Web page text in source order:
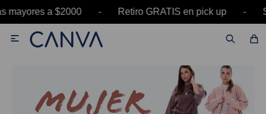
mayores a $2000 - Retiro GRATIS en pick up -
